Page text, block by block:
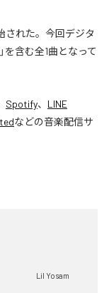
された。今回デジタ
を含む全1曲となって
Spotify、 LINE
などの音楽配信サ
Lil Yosam